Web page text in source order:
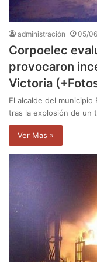
administración 05/
Corpoelec
provocaron
Victoria
El alcalde del municipio
tras la explosión de un
Ver Mas »